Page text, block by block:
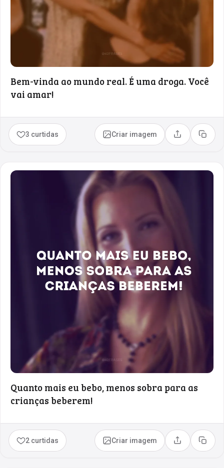
Bem-vinda ao mundo real. É uma droga. Você
vai amar!
3 curtidas Criar imagem Compartilhar
Copiar
Quanto mais eu bebo, menos sobra para as
crianças beberem!
2 curtidas Criar imagem Compartilhar
Copiar